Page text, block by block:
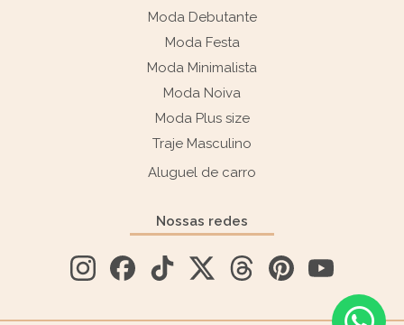
Moda Debutante
Moda Festa
Moda Minimalista
Moda Noiva
Moda Plus size
Traje Masculino
Aluguel de carro
Nossas redes